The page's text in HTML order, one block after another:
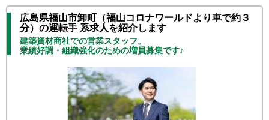
広島県福山市卸町（福山コロナワールドより車で約３
分）の運転手 系求人を紹介します
建築資材商社での営業スタッフ。
業績好調・組織強化のための増員募集です♪